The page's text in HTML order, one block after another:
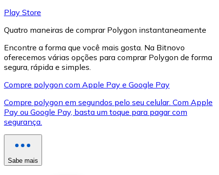
XRP
XRP
Ver tudo
Play Store
Quatro maneiras de comprar Polygon instantaneamente
Encontre a forma que você mais gosta. Na Bitnovo
oferecemos várias opções para comprar Polygon de forma
segura, rápida e simples.
Compre polygon com Apple Pay e Google Pay
Compre polygon em segundos pelo seu celular. Com Apple
Pay ou Google Pay, basta um toque para pagar com
segurança.
Sabe mais